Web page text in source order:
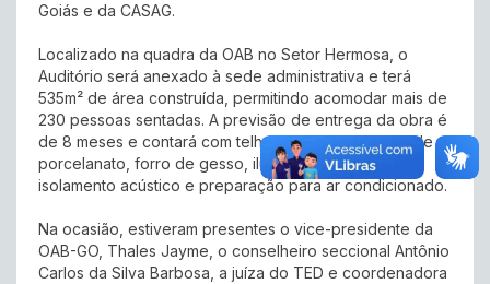
Goiás e da CASAG.
Localizado na quadra da OAB no Setor Hermosa, o
Auditório será anexado à sede administrativa e terá
535m² de área construída, permitindo acomodar mais de
230 pessoas sentadas. A previsão de entrega da obra é
de 8 meses e contará com telhado isotérmico, piso de
porcelanato, forro de gesso, iluminação LED, palco,
isolamento acústico e preparação para ar condicionado.
Na ocasião, estiveram presentes o vice-presidente da
OAB-GO, Thales Jayme, o conselheiro seccional Antônio
Carlos da Silva Barbosa, a juíza do TED e coordenadora